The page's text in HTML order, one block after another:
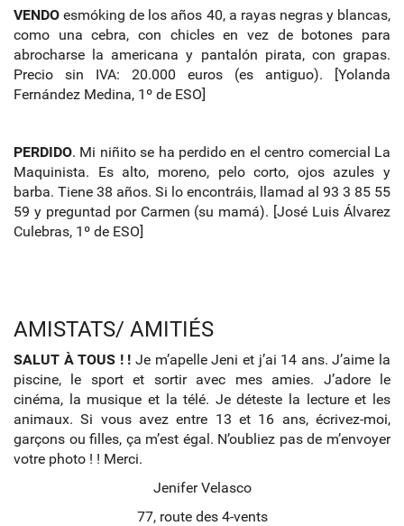
VENDO esmóking de los años 40, a rayas negras y blancas,
como una cebra, con chicles en vez de botones para
abrocharse la americana y pantalón pirata, con grapas.
Precio sin IVA: 20.000 euros (es antiguo). [Yolanda
Fernández Medina, 1º de ESO]
PERDIDO. Mi niñito se ha perdido en el centro comercial La
Maquinista. Es alto, moreno, pelo corto, ojos azules y
barba. Tiene 38 años. Si lo encontráis, llamad al 93 3 85 55
59 y preguntad por Carmen (su mamá). [José Luis Álvarez
Culebras, 1º de ESO]
AMISTATS/ AMITIÉS
SALUT À TOUS ! !Je m’apelle Jeni et j’ai 14 ans. J’aime la
piscine, le sport et sortir avec mes amies. J’adore le
cinéma, la musique et la télé. Je déteste la lecture et les
animaux. Si vous avez entre 13 et 16 ans, écrivez-moi,
garçons ou filles, ça m’est égal. N’oubliez pas de m’envoyer
votre photo ! ! Merci.
Jenifer Velasco
77, route des 4-vents